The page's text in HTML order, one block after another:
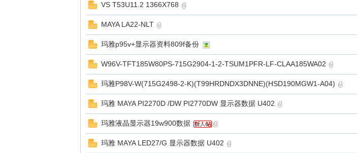
VS T53U11.2 1366X768
MAYA LA22-NLT
玛雅p95v+显示器资料809f备份
W96V-TFT185W80PS-715G2904-1-2-TSUM1PFR-LF-CLAA185WA02
玛雅P98V-W(715G2498-2-K)(T99HRDNDX3DNNE)(HSD190MGW1-A04)
玛雅 MAYA PI2270D /DW PI2770DW 显示器数据 U402
玛雅液晶显示器19w900数据
玛雅 MAYA LED27/G 显示器数据 U402